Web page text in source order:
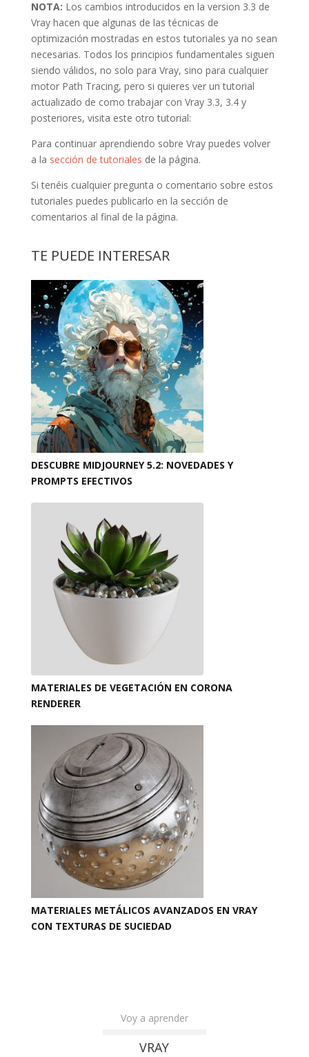
NOTA: Los cambios introducidos en la version 3.3 de
Vray hacen que algunas de las técnicas de
optimización mostradas en estos tutoriales ya no sean
necesarias. Todos los principios fundamentales siguen
siendo válidos, no solo para Vray, sino para cualquier
motor Path Tracing, pero si quieres ver un tutorial
actualizado de como trabajar con Vray 3.3, 3.4 y
posteriores, visita este otro tutorial:
Para continuar aprendiendo sobre Vray puedes volver
a la sección de tutoriales de la página.
Si tenéis cualquier pregunta o comentario sobre estos
tutoriales puedes publicarlo en la sección de
comentarios al final de la página.
TE PUEDE INTERESAR
DESCUBRE MIDJOURNEY 5.2: NOVEDADES Y
PROMPTS EFECTIVOS
MATERIALES DE VEGETACIÓN EN CORONA
RENDERER
MATERIALES METÁLICOS AVANZADOS EN VRAY
CON TEXTURAS DE SUCIEDAD
Voy a aprender
VRAY